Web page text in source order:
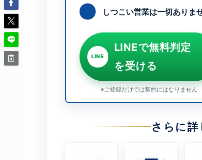
しつこい営業は一切ありま
LINE
LINEで無料判定
を受ける
※ご登録だけでは契約にはなりません
さらに